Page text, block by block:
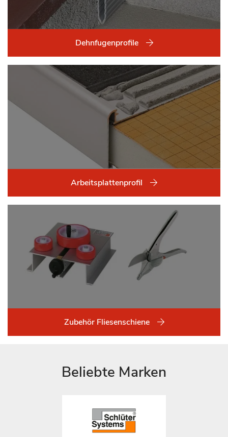
Dehnfugenprofile
Arbeitsplattenprofil
Zubehör Fliesenschiene
Beliebte Marken